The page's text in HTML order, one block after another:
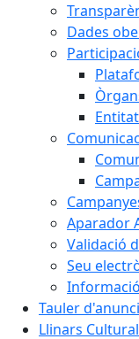
Dades
Aparador
Validació
Seu
Tauler
Llinars